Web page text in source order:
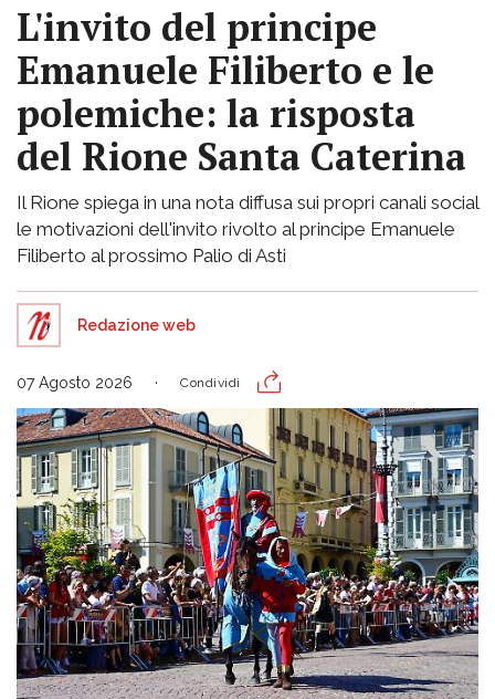
L'invito del principe
Emanuele Filiberto e le
polemiche: la risposta
del Rione Santa Caterina
Il Rione spiega in una nota diffusa sui propri canali social
le motivazioni dell'invito rivolto al principe Emanuele
Filiberto al prossimo Palio di Asti
Redazione web
07 Agosto 2026 Condividi